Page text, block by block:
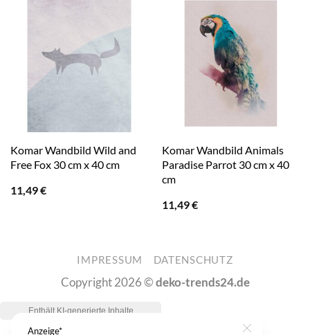
Komar Wandbild Wild and
Free Fox 30 cm x 40 cm
11,49€
Komar Wandbild Animals
Paradise Parrot 30 cm x 40
cm
11,49€
IMPRESSUM DATENSCHUTZ
Copyright 2026 ©deko-trends24.de
Anzeige*